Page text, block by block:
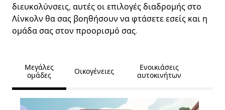
διευκολύνσεις, αυτές οι επιλογές διαδρομής στο
Λίνκολν θα σας βοηθήσουν να φτάσετε εσείς και η
ομάδα σας στον προορισμό σας.
Μεγάλες
ομάδες
Οικογένειες
Ενοικιάσεις
αυτοκινήτων